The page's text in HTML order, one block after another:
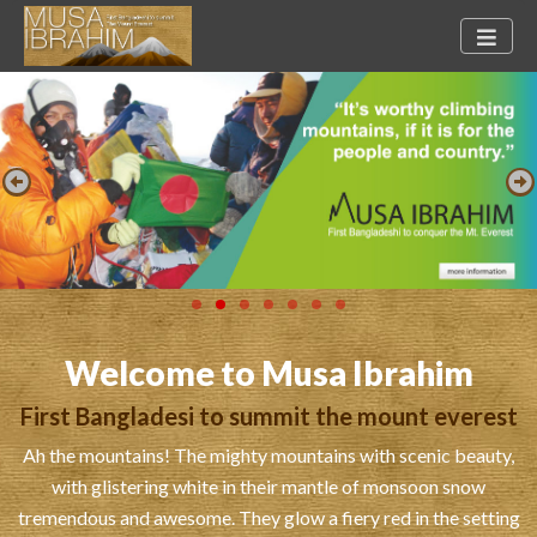
Welcome to Musa Ibrahim
First Bangladesi to summit the mount everest
Ah the mountains! The mighty mountains with scenic beauty,
with glistering white in their mantle of monsoon snow
tremendous and awesome. They glow a fiery red in the setting